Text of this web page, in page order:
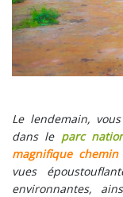
Le lendemain,
dans le parc
magnifique
vues
environnantes,